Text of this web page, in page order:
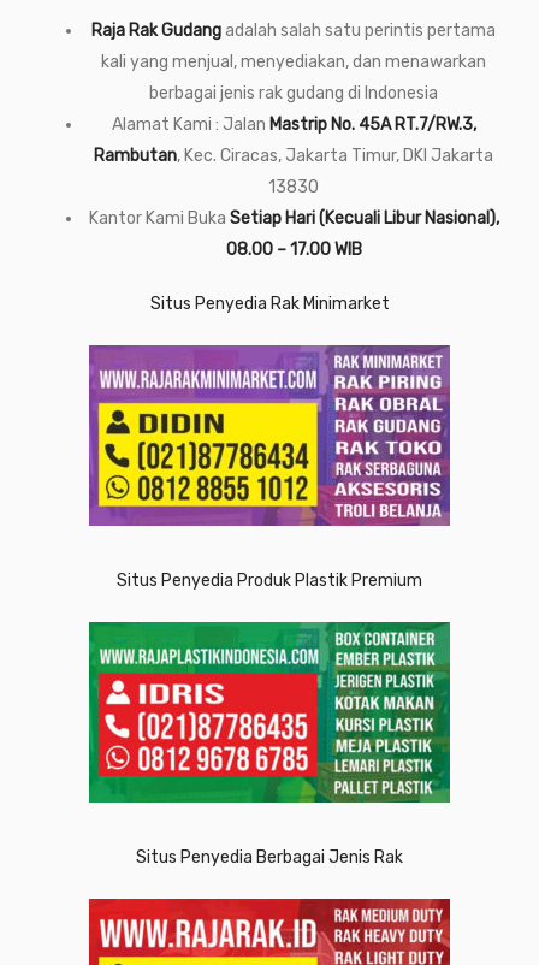
Raja Rak Gudangadalah salah satu perintis pertama
kali yang menjual, menyediakan, dan menawarkan
berbagai jenis rak gudang di Indonesia
Alamat Kami : Jalan Mastrip No. 45A RT.7/RW.3,
Rambutan, Kec. Ciracas, Jakarta Timur, DKI Jakarta
13830
Kantor Kami Buka Setiap Hari (Kecuali Libur Nasional),
08.00 – 17.00 WIB
Situs Penyedia Rak Minimarket
Situs Penyedia Produk Plastik Premium
Situs Penyedia Berbagai Jenis Rak